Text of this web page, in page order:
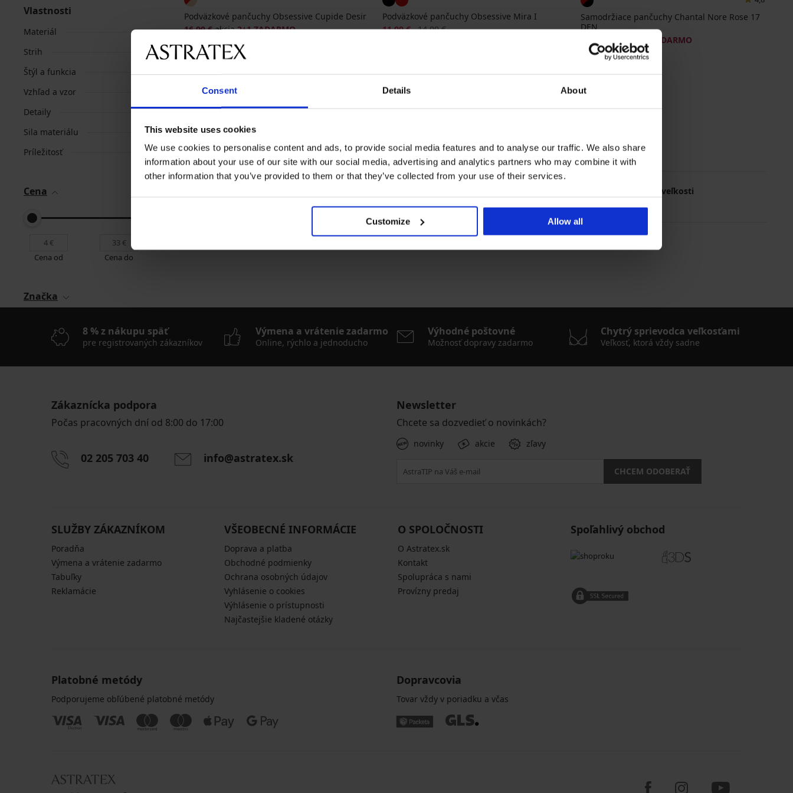
Consent Details About
This website uses cookies
We use cookies to personalise content and ads, to provide social media features and to analyse our traffic. We also share
information about your use of our site with our social media, advertising and analytics partners who may combine it with
other information that you’ve provided to them or that they’ve collected from your use of their services.
Customize Allow all
Vlastnosti
Materiál
Strih
Štýl a funkcia
Vzhľad a vzor
Detaily
Sila materiálu
Príležitosť
Cena
Cena od Cena do
Značka
Podväzkové pančuchy Obsessive Cupide Desir
16,99 €akcia 2+1 ZADARMO
Podväzkové pančuchy Obsessive Mira I
Zľava
11,99 €Pôvodná cena
14,99 €
Samodržiace pančuchy Chantal Nore Rose 17
DEN
16,99 €
akcia 2+1 ZADARMO
MONA QUEEN
čierna
béžová biela
Najčastejsie vyberané veľkosti
8 % z nákupu späť
pre registrovaných zákazníkov
Výmena a vrátenie zadarmo
Online, rýchlo a jednoducho
Výhodné poštovné
Možnosť dopravy zadarmo
Chytrý sprievodca veľkosťami
Veľkosť, ktorá vždy sadne
Zákaznícka podpora
Počas pracovných dní od 8:00 do 17:00
02 205 703 40 info@astratex.sk
Newsletter
Chcete sa dozvedieť o novinkách?
novinky akcie zľavy
CHCEM ODOBERAŤ
SLUŽBY ZÁKAZNÍKOM
Poradňa
Výmena a vrátenie zadarmo
Tabuľky
Reklamácie
VŠEOBECNÉ INFORMÁCIE
Doprava a platba
Obchodné podmienky
Ochrana osobných údajov
Vyhlásenie o cookies
Výhlásenie o prístupnosti
Najčastejšie kladené otázky
O SPOLOČNOSTI
O Astratex.sk
Kontakt
Spolupráca s nami
Provízny predaj
Spoľahlivý obchod
Platobné metódy
Podporujeme obľúbené platobné metódy
Dopravcovia
Tovar vždy v poriadku a včas